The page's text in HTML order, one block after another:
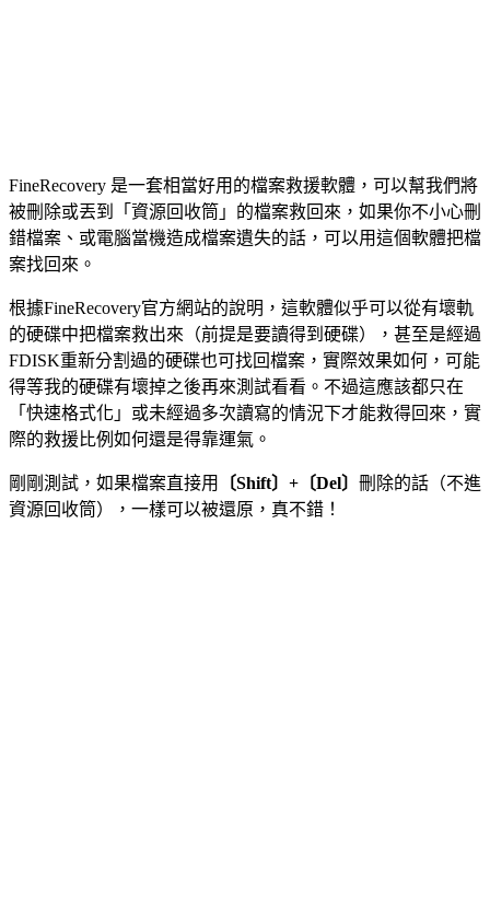
FineRecovery 是一套相當好用的檔案救援軟體，可以幫我們將
被刪除或丟到「資源回收筒」的檔案救回來，如果你不小心刪
錯檔案、或電腦當機造成檔案遺失的話，可以用這個軟體把檔
案找回來。
根據FineRecovery官方網站的說明，這軟體似乎可以從有壞軌
的硬碟中把檔案救出來（前提是要讀得到硬碟），甚至是經過
FDISK重新分割過的硬碟也可找回檔案，實際效果如何，可能
得等我的硬碟有壞掉之後再來測試看看。不過這應該都只在
「快速格式化」或未經過多次讀寫的情況下才能救得回來，實
際的救援比例如何還是得靠運氣。
剛剛測試，如果檔案直接用 〔Shift〕+〔Del〕 刪除的話（不進
資源回收筒），一樣可以被還原，真不錯！